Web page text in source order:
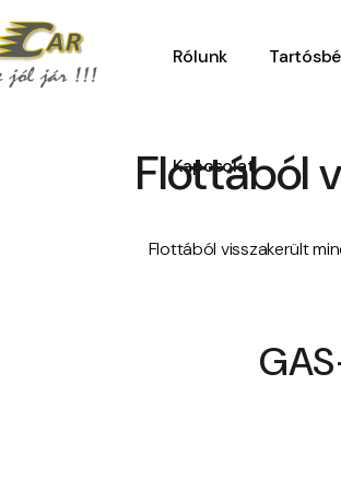
Rólunk
Kapcsolat
Flottából
Flottából visszakerült